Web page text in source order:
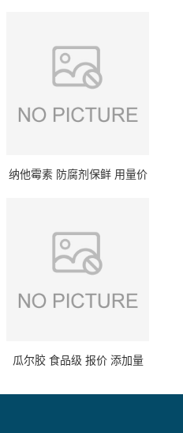
纳他霉素 防腐剂保鲜 用量价
瓜尔胶 食品级 报价 添加量